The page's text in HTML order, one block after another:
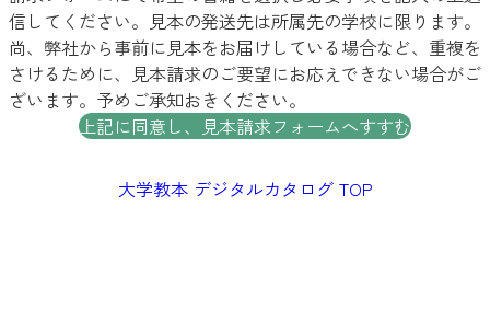
信してください。見本の発送先は所属先の学校に限ります。
尚、弊社から事前に見本をお届けしている場合など、重複を
さけるために、見本請求のご要望にお応えできない場合がご
ざいます。予めご承知おきください。
上記に同意し、見本請求フォームへすすむ
大学教本 デジタルカタログ TOP